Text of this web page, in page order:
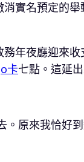
實名預定的
年夜廳迎來
卡七點。這延
。原來我恰好